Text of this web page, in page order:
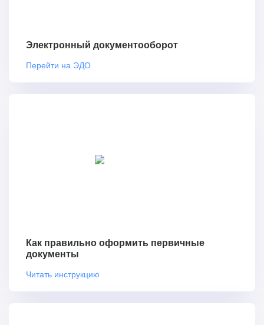
Электронный документооборот
Перейти на ЭДО
Как правильно оформить первичные
документы
Читать инструкцию